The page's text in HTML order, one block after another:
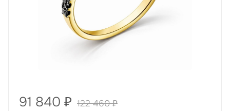
91 840 ₽ 122 460₽